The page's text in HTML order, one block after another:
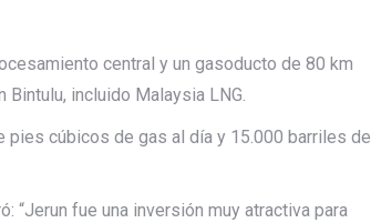
central y un gasoducto de 80 km
incluido Malaysia LNG.
pies cúbicos de gas al día y 15.000 barriles de
“Jerun fue una inversión muy atractiva para